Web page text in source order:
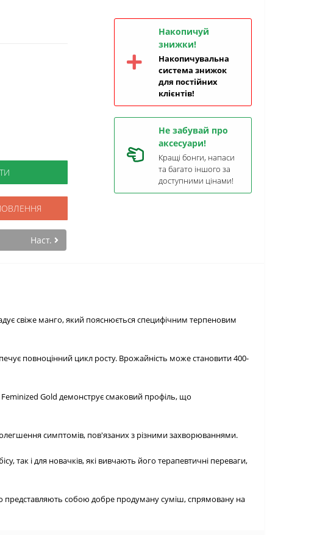
Наст.
Накопичуй
знижки!
Накопичувальна
система знижок
для постійних
клієнтів!
Не забувай про
аксесуари!
Кращі бонги, напаси
та багато іншого за
доступними цінами!
свіже манго, який пояснюється специфічним терпеновим
повноцінний цикл росту. Врожайність може становити 400-
Gold демонструє смаковий профіль, що
симптомів, пов'язаних з різними захворюваннями.
так і для новачків, які вивчають його терапевтичні переваги,
представляють собою добре продуману суміш, спрямовану на